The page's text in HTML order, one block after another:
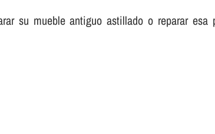
su mueble antiguo astillado o reparar esa